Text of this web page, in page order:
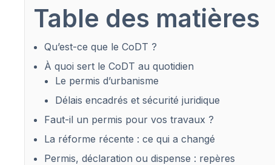
Table des matières
Qu’est-ce que le CoDT ?
À quoi sert le CoDT au quotidien
Le permis d’urbanisme
Délais encadrés et sécurité juridique
Faut-il un permis pour vos travaux ?
La réforme récente : ce qui a changé
Permis, déclaration ou dispense : repères